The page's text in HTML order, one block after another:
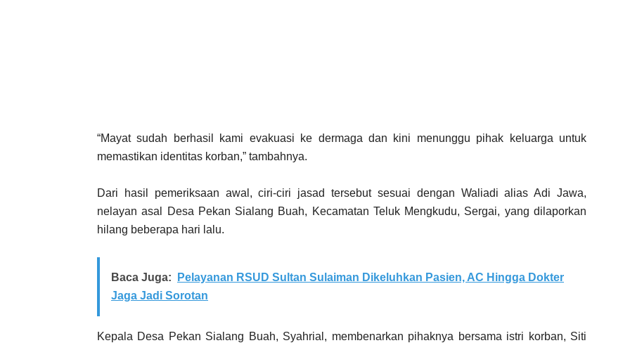
“Mayat sudah berhasil kami evakuasi ke dermaga dan kini menunggu pihak keluarga untuk
memastikan identitas korban,” tambahnya.
Dari hasil pemeriksaan awal, ciri-ciri jasad tersebut sesuai dengan Waliadi alias Adi Jawa,
nelayan asal Desa Pekan Sialang Buah, Kecamatan Teluk Mengkudu, Sergai, yang dilaporkan
hilang beberapa hari lalu.
Baca Juga:
Pelayanan RSUD Sultan Sulaiman Dikeluhkan Pasien, AC Hingga Dokter
Jaga Jadi Sorotan
Kepala Desa Pekan Sialang Buah, Syahrial, membenarkan pihaknya bersama istri korban, Siti